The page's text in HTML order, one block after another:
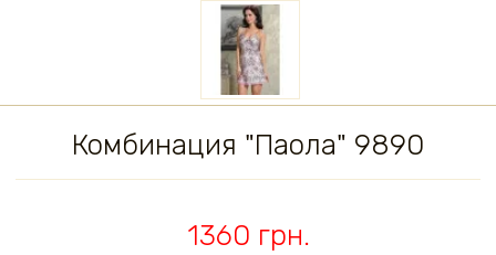
Комбинация "Паола" 9890
1360 грн.